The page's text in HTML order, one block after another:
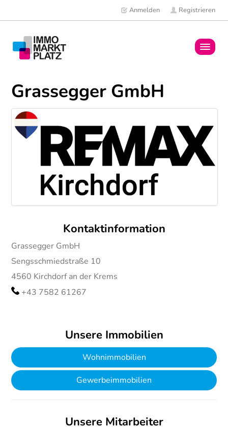
Anmelden Registrieren
Mitglieder
News
Grassegger GmbH
Kontaktinformation
Grassegger GmbH
Sengsschmiedstraße 10
4560 Kirchdorf an der Krems
+43 7582 61267
Unsere Immobilien
Wohnimmobilien
Gewerbeimmobilien
Unsere Mitarbeiter